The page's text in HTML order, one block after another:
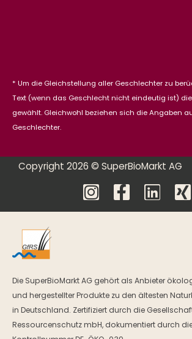
* Um die Gleichstellung aller Geschlechter zu
Text (wenn das Geschlecht nicht eindeutig ist) die
gewählt. Gleichwohl beziehen sich die Angaben
Geschlechter.
Copyright 2026 © SuperBioMarkt AG
Die SuperBioMarkt AG gehört als Anbieter
und hergestellter Produkte zu den ältesten
in Deutschland. Zertifiziert durch die
Ressourcenschutz mbH, dokumentiert durch